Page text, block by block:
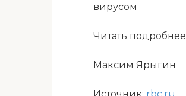
вирусом
Читать подробнее
Максим Ярыгин